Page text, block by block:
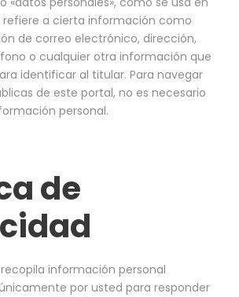
refiere a cierta información como
de correo electrónico, dirección,
o cualquier otra información que
identificar al titular. Para navegar
de este portal, no es necesario
personal.
de
información personal
por usted para responder